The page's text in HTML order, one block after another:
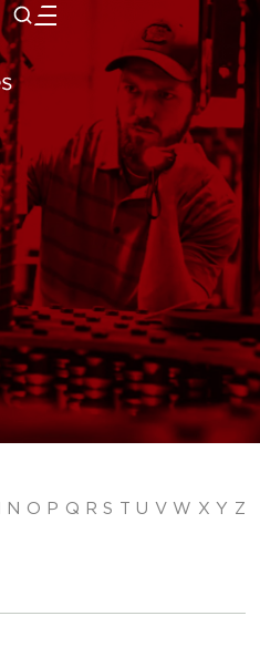
zurück
N O P Q R S U V W X Y Z